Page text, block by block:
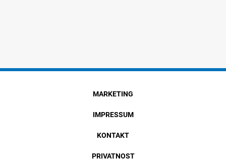
MARKETING
IMPRESSUM
KONTAKT
PRIVATNOST